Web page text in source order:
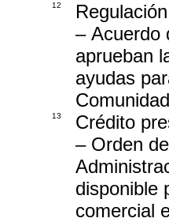
12
– Acuerdo
aprueban
ayudas
13
Crédito
– Orden
disponible
comercial